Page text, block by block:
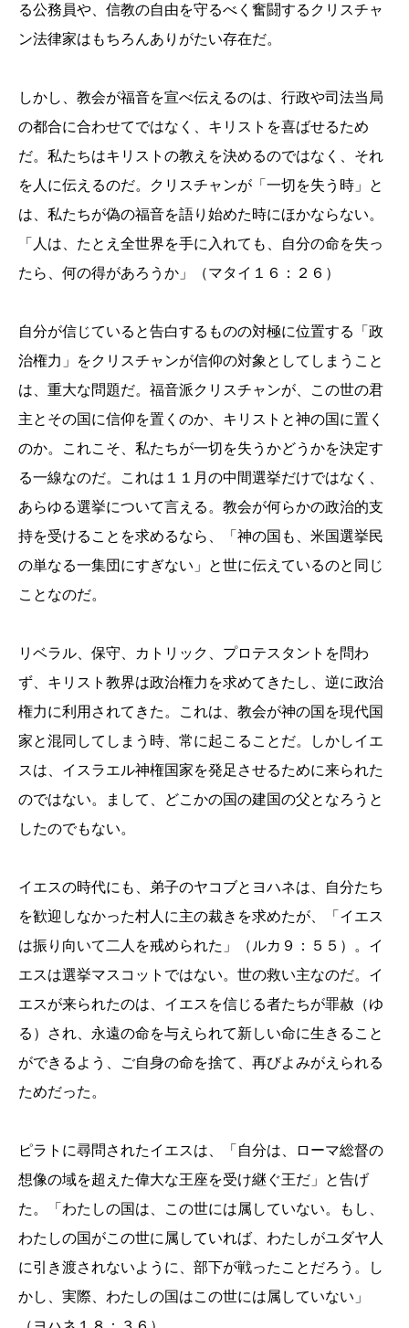
る公務員や、信教の自由を守るべく奮闘するクリスチャ
ン法律家はもちろんありがたい存在だ。
しかし、教会が福音を宣べ伝えるのは、行政や司法当局
の都合に合わせてではなく、キリストを喜ばせるため
だ。私たちはキリストの教えを決めるのではなく、それ
を人に伝えるのだ。クリスチャンが「一切を失う時」と
は、私たちが偽の福音を語り始めた時にほかならない。
「人は、たとえ全世界を手に入れても、自分の命を失っ
たら、何の得があろうか」（マタイ１６：２６）
自分が信じていると告白するものの対極に位置する「政
治権力」をクリスチャンが信仰の対象としてしまうこと
は、重大な問題だ。福音派クリスチャンが、この世の君
主とその国に信仰を置くのか、キリストと神の国に置く
のか。これこそ、私たちが一切を失うかどうかを決定す
る一線なのだ。これは１１月の中間選挙だけではなく、
あらゆる選挙について言える。教会が何らかの政治的支
持を受けることを求めるなら、「神の国も、米国選挙民
の単なる一集団にすぎない」と世に伝えているのと同じ
ことなのだ。
リベラル、保守、カトリック、プロテスタントを問わ
ず、キリスト教界は政治権力を求めてきたし、逆に政治
権力に利用されてきた。これは、教会が神の国を現代国
家と混同してしまう時、常に起こることだ。しかしイエ
スは、イスラエル神権国家を発足させるために来られた
のではない。まして、どこかの国の建国の父となろうと
したのでもない。
イエスの時代にも、弟子のヤコブとヨハネは、自分たち
を歓迎しなかった村人に主の裁きを求めたが、「イエス
は振り向いて二人を戒められた」（ルカ９：５５）。イ
エスは選挙マスコットではない。世の救い主なのだ。イ
エスが来られたのは、イエスを信じる者たちが罪赦（ゆ
る）され、永遠の命を与えられて新しい命に生きること
ができるよう、ご自身の命を捨て、再びよみがえられる
ためだった。
ピラトに尋問されたイエスは、「自分は、ローマ総督の
想像の域を超えた偉大な王座を受け継ぐ王だ」と告げ
た。「わたしの国は、この世には属していない。もし、
わたしの国がこの世に属していれば、わたしがユダヤ人
に引き渡されないように、部下が戦ったことだろう。し
かし、実際、わたしの国はこの世には属していない」